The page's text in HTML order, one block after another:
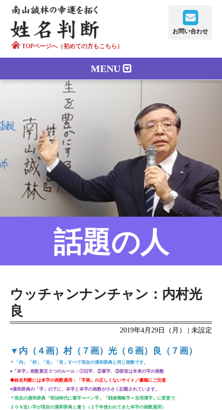
TOPページへ（初めての方もこちら）
お問い合わせ
MENU
正しい字画
南山誠林について
漢字の語源
漢字の歴史
苗字100のルーツ
話題の人
ウッチャンナンチャン：内村光
良
2019年4月29日（月） | 未設定
▼内（４画）村（７画）光（６画）良（７画）
＊「内」「村」「光」「良」すべて現在の漢和辞典と同じ画数です。
●「本字」画数算定３つのルール：①旧字、②筆字、③部首は本来の字の画数
◆姓名判断には本字の画数適用：「字画」の正しくないサイト／書籍にご注意
●漢和辞典の「字」の下に、本字と本字の画数が小さく記載されています。
＊現在の漢和辞典「明治時代に筆字⇒ペン字」「戦後簡略字＝当用漢字」に変更で、
２０％近い字が現在の漢和辞典と違う（２千年使われてきた本字の画数適用）